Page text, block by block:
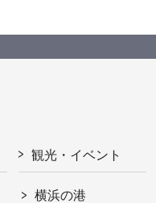
観光・イベント
横浜の港